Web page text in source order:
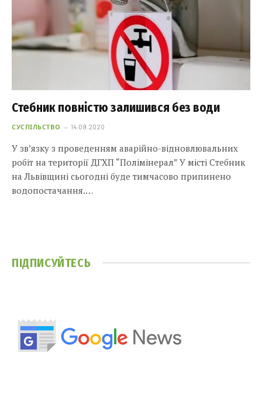
Стебник повністю залишився без води
СУСПІЛЬСТВО 14.09.2020
У зв’язку з проведенням аварійно-відновлювальних
робіт на території ДГХП “Полімінерал” У місті Стебник
на Львівщині сьогодні буде тимчасово припинено
водопостачання.…
ПІДПИСУЙТЕСЬ